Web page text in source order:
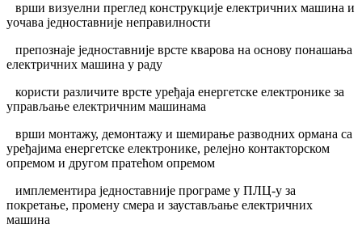
врши визуелни преглед конструкције електричних машина и
уочава једноставније неправилности
препознаје једноставније врсте кварова на основу понашања
електричних машина у раду
користи различите врсте уређаја енергетске електронике за
управљање електричним машинама
врши монтажу, демонтажу и шемирање разводних ормана са
уређајима енергетске електронике, релејно контакторском
опремом и другом пратећом опремом
имплементира једноставније програме у ПЛЦ-у за
покретање, промену смера и заустављање електричних
машина